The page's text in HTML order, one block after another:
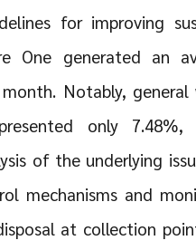
for improving
One generated
Notably,
only
of the underlying
mechanisms and
at collection